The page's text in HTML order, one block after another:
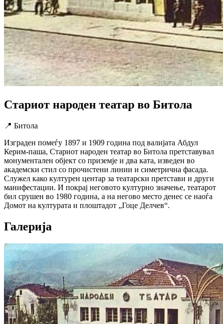
Стариот народен театар во Битола
📍 Битола
Изграден помеѓу 1897 и 1909 година под валијата Абдул
Керим-паша, Стариот народен театар во Битола претставувал
монументален објект со приземје и два ката, изведен во
академски стил со прочистени линии и симетрична фасада.
Служел како културен центар за театарски претстави и други
манифестации. И покрај неговото културно значење, театарот
бил срушен во 1980 година, а на негово место денес се наоѓа
Домот на културата и плоштадот „Гоце Делчев“.
Галерија